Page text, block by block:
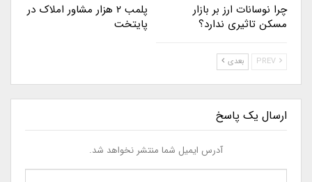
چرا نوسانات ارز بر بازار
مسکن تاثیری ندارد؟
پلمب ۲ هزار مشاور املاک در
پایتخت
بعدی
ارسال یک پاسخ
آدرس ایمیل شما منتشر نخواهد شد.